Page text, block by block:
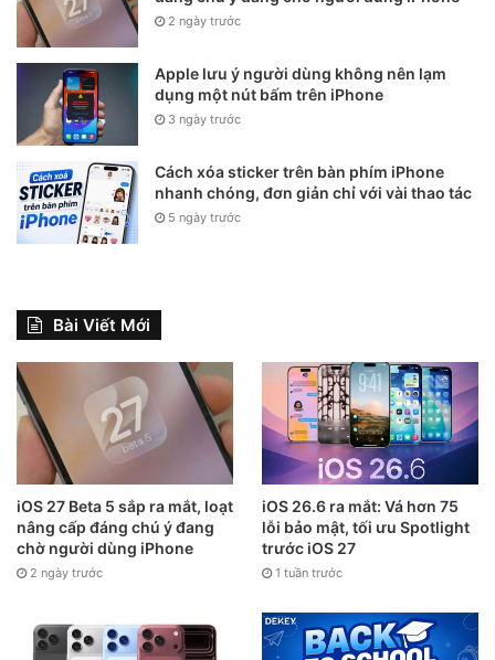
Bước 5:Để điện thoại của bạn sáng liên tục trong 60 phút
tiếp theo. Sau thời gian này, mức % pin phải còn lại hơn
Xem thông số đo lường từ nhà
sản xuất (Áp dụng cho Apple)
Đối với người dùng iPhone, bạn có thể tham khảo chỉ số đo
lường lượng pin và các thông tin bên cạnh đó từ chính nhà
sản xuất.
Bước 1:Bạn vàoCài đặt > chọn mụcPin > Tình trạng Pin
2 ngày trước
Apple lưu ý người dùng không nên lạm
dụng một nút bấm trên iPhone
3 ngày trước
Cách xóa sticker trên bàn phím iPhone
nhanh chóng, đơn giản chỉ với vài thao tác
5 ngày trước
Bài Viết Mới
iOS 27 Beta 5 sắp ra mắt, loạt
nâng cấp đáng chú ý đang
chờ người dùng iPhone
2 ngày trước
iOS 26.6 ra mắt: Vá hơn 75
lỗi bảo mật, tối ưu Spotlight
trước iOS 27
1 tuần trước